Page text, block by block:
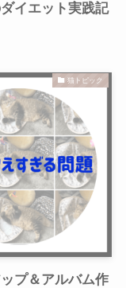
イエット実践記
猫トピック
プ＆アルバム作